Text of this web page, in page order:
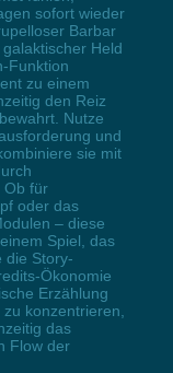
sofort wieder
Barbar
Held
Funktion
zu einem
den Reiz
Nutze
und
sie mit
Ob für
oder das
– diese
Spiel, das
die Story-
Ökonomie
Erzählung
konzentrieren,
das
Flow der